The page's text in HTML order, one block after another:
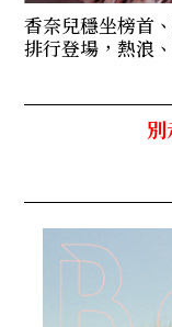
香奈兒穩坐榜首
排行登場，熱浪